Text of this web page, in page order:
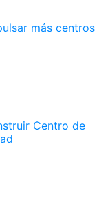
más centros
Centro de